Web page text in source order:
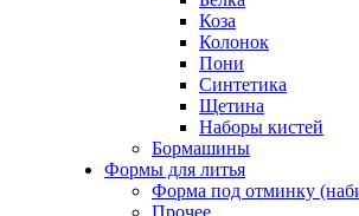
Коза
Колонок
Пони
Синтетика
Щетина
Наборы кистей
Бормашины
Формы для литья
Форма под отминку
Прочее